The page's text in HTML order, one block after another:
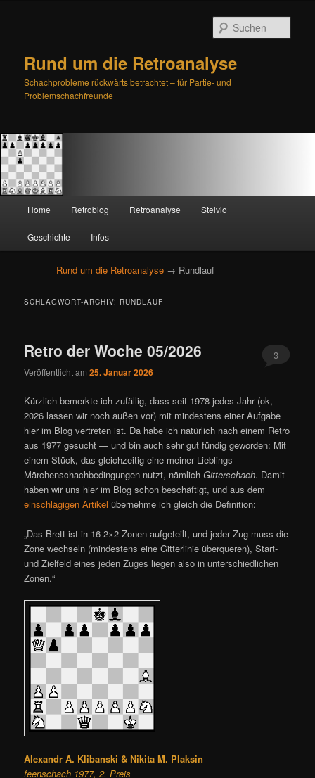
Rund um die Retroanalyse
Schachprobleme rückwärts betrachtet – für Partie- und
Problemschachfreunde
Zum
primären
Inhalt
springen
Zum
sekundären
Inhalt
springen
Home Retroblog Retroanalyse Stelvio
Geschichte Infos
Rund um die Retroanalyse → Rundlauf
SCHLAGWORT-ARCHIV: RUNDLAUF
Retro der Woche 05/2026
Veröffentlicht am25. Januar 2026
3
Kürzlich bemerkte ich zufällig, dass seit 1978 jedes Jahr (ok,
2026 lassen wir noch außen vor) mit mindestens einer Aufgabe
hier im Blog vertreten ist. Da habe ich natürlich nach einem Retro
aus 1977 gesucht — und bin auch sehr gut fündig geworden: Mit
einem Stück, das gleichzeitig eine meiner Lieblings-
Märchenschachbedingungen nutzt, nämlichGitterschach. Damit
haben wir uns hier im Blog schon beschäftigt, und aus dem
einschlägigen Artikel übernehme ich gleich die Definition:
„Das Brett ist in 16 2×2 Zonen aufgeteilt, und jeder Zug muss die
Zone wechseln (mindestens eine Gitterlinie überqueren), Start-
und Zielfeld eines jeden Zuges liegen also in unterschiedlichen
Zonen.“
Alexandr A. Klibanski & Nikita M. Plaksin
feenschach 1977, 2. Preis